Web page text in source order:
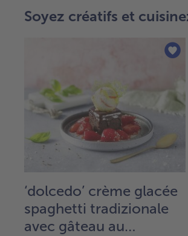
Soyez créatifs et
‘dolcedo’ crème glacée
spaghetti tradizionale
avec gâteau au